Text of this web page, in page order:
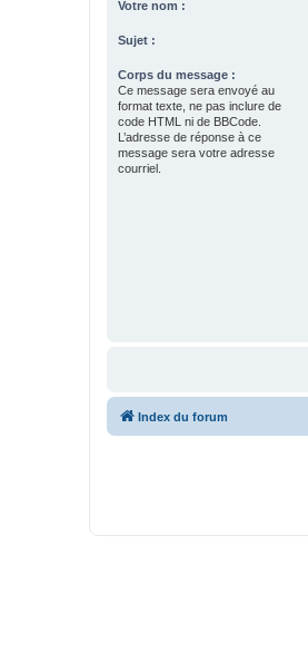
Votre nom :
Sujet :
Corps du message :
Ce message sera envoyé au
format texte, ne pas inclure de
code HTML ni de BBCode.
L’adresse de réponse à ce
message sera votre adresse
courriel.
Index du forum